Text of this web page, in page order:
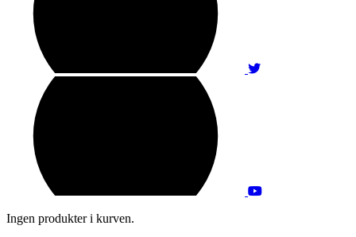
Ingen produkter i kurven.